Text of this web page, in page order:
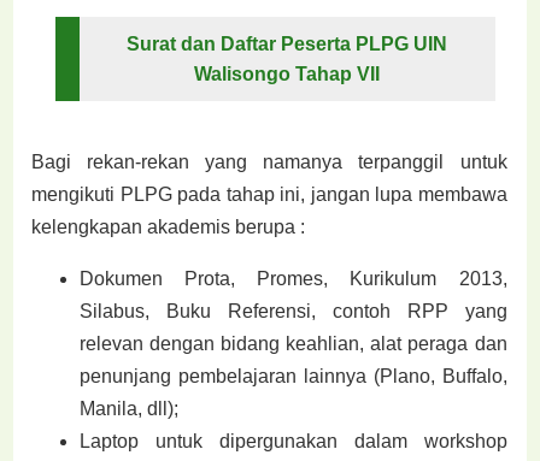
Surat dan Daftar Peserta PLPG UIN
Walisongo Tahap VII
Bagi rekan-rekan yang namanya terpanggil untuk
mengikuti PLPG pada tahap ini, jangan lupa membawa
kelengkapan akademis berupa :
Dokumen Prota, Promes, Kurikulum 2013,
Silabus, Buku Referensi, contoh RPP yang
relevan dengan bidang keahlian, alat peraga dan
penunjang pembelajaran lainnya (Plano, Buffalo,
Manila, dll);
Laptop untuk dipergunakan dalam workshop